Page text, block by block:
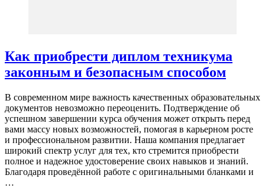
Как приобрести диплом техникума
законным и безопасным способом
В современном мире важность качественных образовательных
документов невозможно переоценить. Подтверждение об
успешном завершении курса обучения может открыть перед
вами массу новых возможностей, помогая в карьерном росте
и профессиональном развитии. Наша компания предлагает
широкий спектр услуг для тех, кто стремится приобрести
полное и надежное удостоверение своих навыков и знаний.
Благодаря проведённой работе с оригинальными бланками и
…